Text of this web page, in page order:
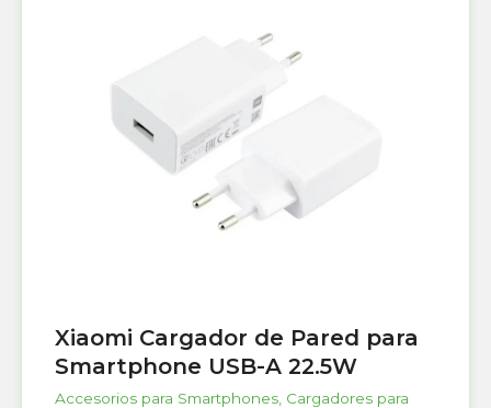
Xiaomi Cargador de Pared para
Smartphone USB-A 22.5W
Accesorios para Smartphones Cargadores para